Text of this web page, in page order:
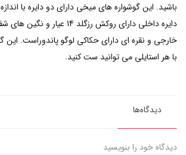
باشید. این گوشواره های میخی دارای دو دایره با
دایره داخلی دارای روکش رزگلد 14
خارجی و نقره ای دارای حکاکی لوگو پاندوراست. این
با هر استایلی می توانید ست کنید.
دیدگاه‌ها
دیدگاه خود را بنویسید